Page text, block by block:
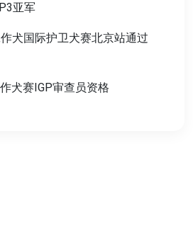
亚军
犬国际护卫犬赛北京站通过
犬赛IGP审查员资格